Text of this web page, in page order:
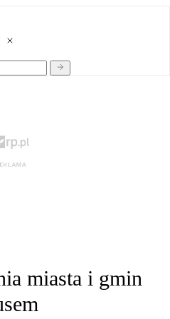
miasta i gmin